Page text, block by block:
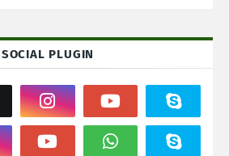
SOCIAL PLUGIN